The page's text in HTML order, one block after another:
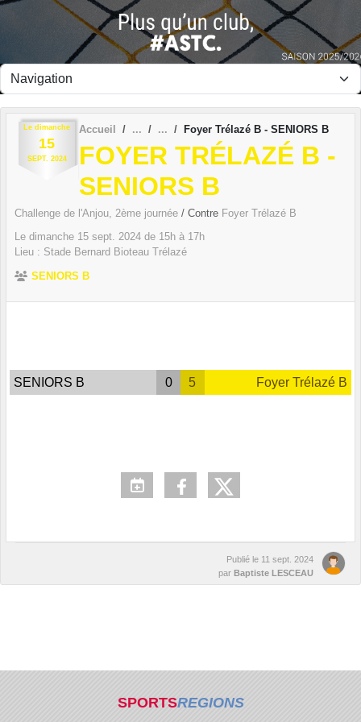
Le dimanche
15
SEPT. 2024
Accueil Foyer Trélazé B - SENIORS B
FOYER TRÉLAZÉ B -
SENIORS B
Challenge de l'Anjou, 2ème journée / Contre Foyer Trélazé B
Le dimanche 15 sept. 2024 de 15h à 17h
Lieu : Stade Bernard Bioteau Trélazé
SENIORS B
SENIORS B 0 5 Foyer Trélazé B
Publié le 11 sept. 2024
par Baptiste LESCEAU
SPORTSREGIONS
Panneau de gestion des cookies